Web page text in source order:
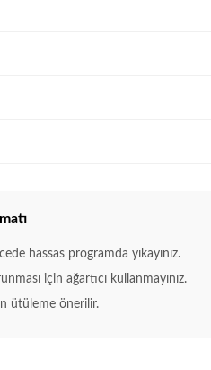
hassas programda yıkayınız.
için ağartıcı kullanmayınız.
ütüleme önerilir.